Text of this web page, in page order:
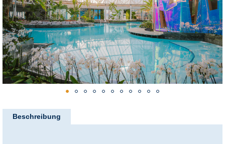
springen
Anfang
Beschreibung
für Paare
für Familien